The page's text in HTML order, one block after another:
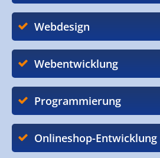
Webdesign
Webentwicklung
Programmierung
Onlineshop-Entwicklung